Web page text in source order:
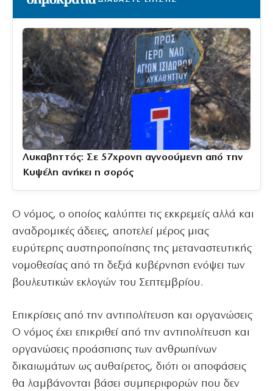
Λυκαβηττός: Σε 57χρονη αγνοούμενη από την
Κυψέλη ανήκει η σορός
⁠Ο νόμος, ο οποίος καλύπτει τις εκκρεμείς αλλά και
αναδρομικές άδειες, αποτελεί μέρος μιας
ευρύτερης αυστηροποίησης της μεταναστευτικής
νομοθεσίας από τη δεξιά κυβέρνηση ενόψει των
βουλευτικών εκλογών του Σεπτεμβρίου.
Επικρίσεις από την αντιπολίτευση και οργανώσεις
Ο νόμος έχει επικριθεί από την αντιπολίτευση και
οργανώσεις προάσπισης των ανθρωπίνων
δικαιωμάτων ως αυθαίρετος, διότι οι αποφάσεις
θα λαμβάνονται βάσει συμπεριφορών που δεν